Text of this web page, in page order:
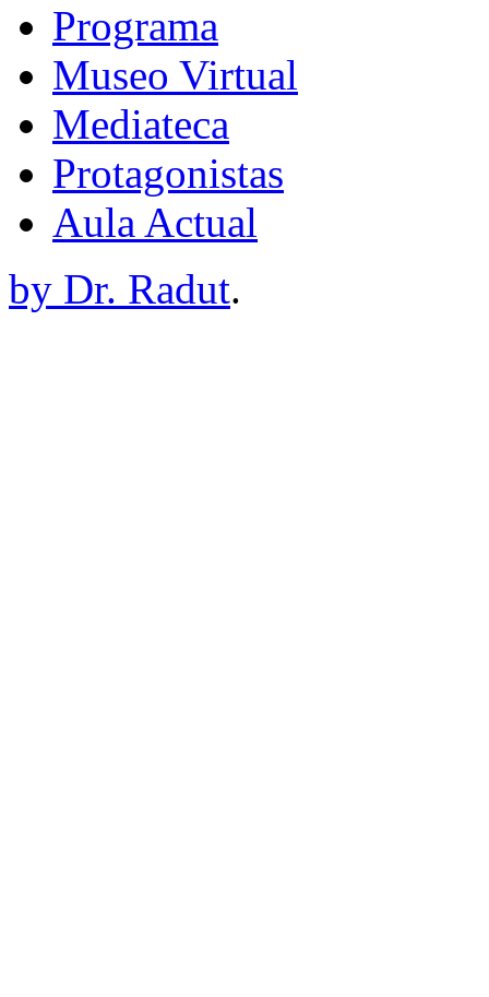
Programa
Museo Virtual
Mediateca
Protagonistas
Aula Actual
by Dr. Radut.